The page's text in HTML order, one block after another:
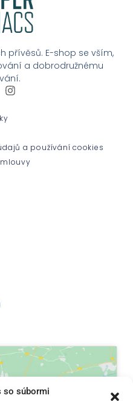
so súbormi
přívěsů. E-shop se vším,
a dobrodružnému
a používání cookies